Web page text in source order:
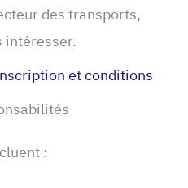
des transports,
intéresser.
et conditions
: